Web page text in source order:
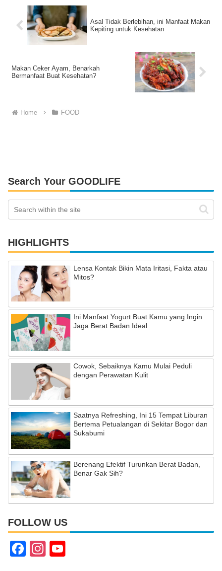
Asal Tidak Berlebihan, ini Manfaat Makan
Kepiting untuk Kesehatan
Makan Ceker Ayam, Benarkah
Bermanfaat Buat Kesehatan?
Home FOOD
Search Your GOODLIFE
HIGHLIGHTS
Lensa Kontak Bikin Mata Iritasi, Fakta atau
Mitos?
Ini Manfaat Yogurt Buat Kamu yang Ingin
Jaga Berat Badan Ideal
Cowok, Sebaiknya Kamu Mulai Peduli
dengan Perawatan Kulit
Saatnya Refreshing, Ini 15 Tempat Liburan
Bertema Petualangan di Sekitar Bogor dan
Sukabumi
Berenang Efektif Turunkan Berat Badan,
Benar Gak Sih?
FOLLOW US
F
In